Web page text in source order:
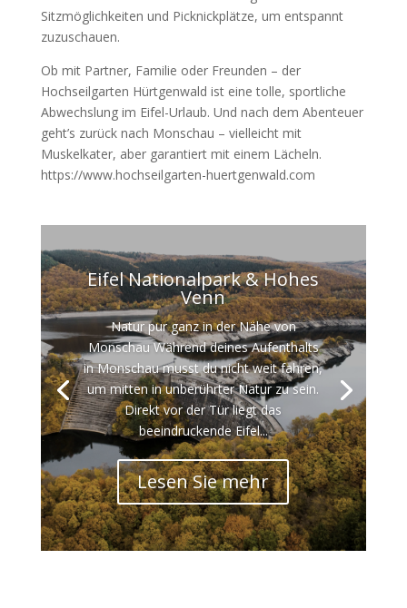
Sitzmöglichkeiten und Picknickplätze, um entspannt
zuzuschauen.
Ob mit Partner, Familie oder Freunden – der
Hochseilgarten Hürtgenwald ist eine tolle, sportliche
Abwechslung im Eifel-Urlaub. Und nach dem Abenteuer
geht’s zurück nach Monschau – vielleicht mit
Muskelkater, aber garantiert mit einem Lächeln.
https://www.hochseilgarten-huertgenwald.com
Eifel Nationalpark & Hohes
Venn
Natur pur ganz in der Nähe von
Monschau Während deines Aufenthalts
in Monschau musst du nicht weit fahren,
um mitten in unberührter Natur zu sein.
Direkt vor der Tür liegt das
beeindruckende Eifel...
Lesen Sie mehr